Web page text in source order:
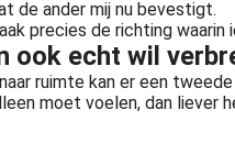
de ander mij nu bevestigt.
precies de richting
ook echt wil
ruimte kan er een
moet voelen, dan liever